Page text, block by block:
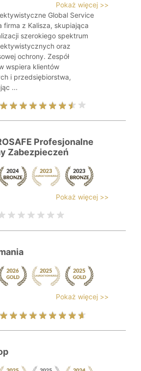
Pokaż więcej >>
Global Service
firma z Kalisza, skupiająca
szerokiego spektrum
oraz
ochrony. Zespół
wspiera klientów
i przedsiębiorstwa,
...
Profesjonalne
Zabezpieczeń
Pokaż więcej >>
Pokaż więcej >>